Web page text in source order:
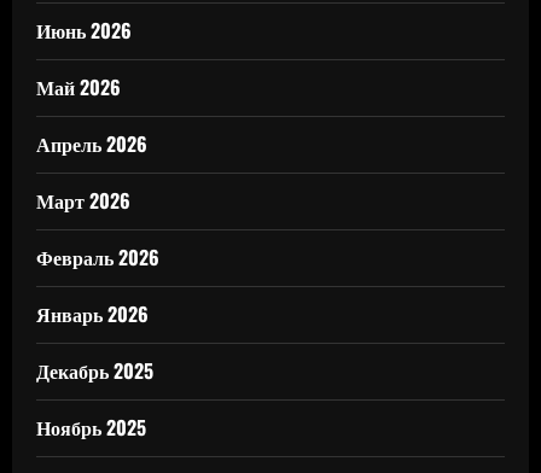
Июнь 2026
Май 2026
Апрель 2026
Март 2026
Февраль 2026
Январь 2026
Декабрь 2025
Ноябрь 2025